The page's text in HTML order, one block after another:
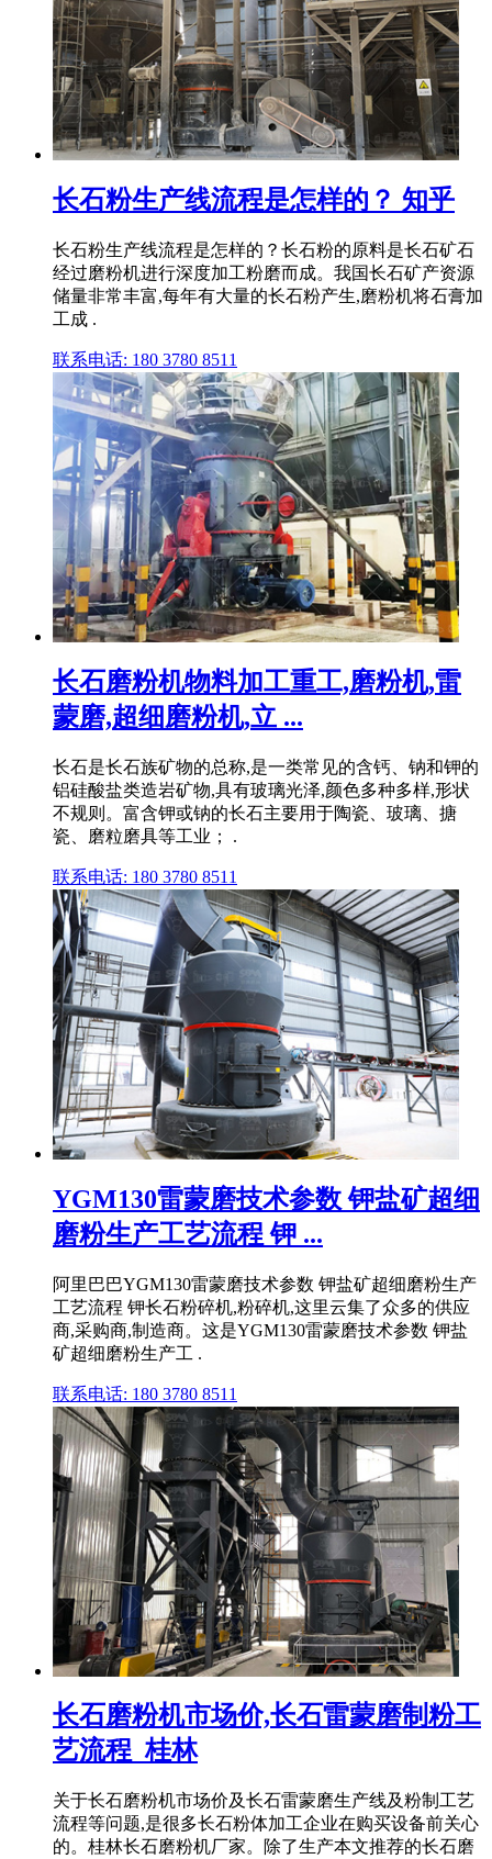
长石粉生产线流程是怎样的？ 知乎
长石粉生产线流程是怎样的？长石粉的原料是长石矿石
经过磨粉机进行深度加工粉磨而成。我国长石矿产资源
储量非常丰富,每年有大量的长石粉产生,磨粉机将石膏加
工成 .
联系电话: 180 3780 8511
长石磨粉机物料加工重工,磨粉机,雷
蒙磨,超细磨粉机,立 ...
长石是长石族矿物的总称,是一类常见的含钙、钠和钾的
铝硅酸盐类造岩矿物,具有玻璃光泽,颜色多种多样,形状
不规则。富含钾或钠的长石主要用于陶瓷、玻璃、搪
瓷、磨粒磨具等工业； .
联系电话: 180 3780 8511
YGM130雷蒙磨技术参数 钾盐矿超细
磨粉生产工艺流程 钾 ...
阿里巴巴YGM130雷蒙磨技术参数 钾盐矿超细磨粉生产
工艺流程 钾长石粉碎机,粉碎机,这里云集了众多的供应
商,采购商,制造商。这是YGM130雷蒙磨技术参数 钾盐
矿超细磨粉生产工 .
联系电话: 180 3780 8511
长石磨粉机市场价,长石雷蒙磨制粉工
艺流程_桂林
关于长石磨粉机市场价及长石雷蒙磨生产线及粉制工艺
流程等问题,是很多长石粉体加工企业在购买设备前关心
的。桂林长石磨粉机厂家。除了生产本文推荐的长石磨